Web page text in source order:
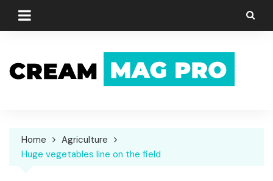
Home
Agriculture
Huge vegetables line on the field